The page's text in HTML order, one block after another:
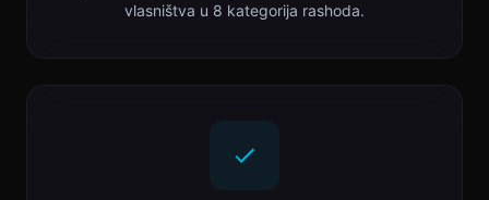
vlasništva u 8 kategorija rashoda.